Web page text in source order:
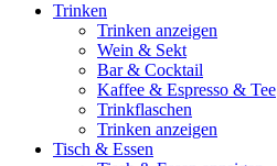
Trinken
Trinken anzeigen
Wein & Sekt
Bar & Cocktail
Kaffee & Espresso & Tee
Trinkflaschen
Trinken anzeigen
Tisch & Essen